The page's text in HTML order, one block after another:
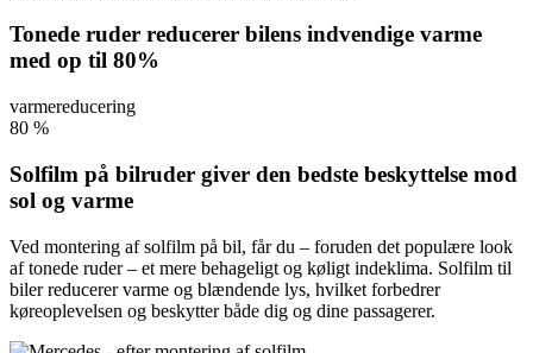
Tonede ruder reducerer bilens indvendige varme
med op til 80%
varmereducering
80 %
Solfilm på bilruder giver den bedste beskyttelse mod
sol og varme
Ved montering af solfilm på bil, får du – foruden det populære look
af tonede ruder – et mere behageligt og køligt indeklima. Solfilm til
biler reducerer varme og blændende lys, hvilket forbedrer
køreoplevelsen og beskytter både dig og dine passagerer.